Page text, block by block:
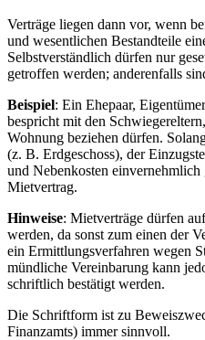
Verträge liegen dann vor, wenn
und wesentlichen Bestandteile
Selbstverständlich dürfen nur
getroffen werden; anderenfalls
Beispiel: Ein Ehepaar,
bespricht mit den
Wohnung beziehen dürfen.
(z. B. Erdgeschoss), der
und Nebenkosten einvernehmlich
Mietvertrag.
Hinweise: Mietverträge dürfen
werden, da sonst zum einen der
ein Ermittlungsverfahren wegen
mündliche Vereinbarung kann
schriftlich bestätigt werden.
Die Schriftform ist zu
Finanzamts) immer sinnvoll.